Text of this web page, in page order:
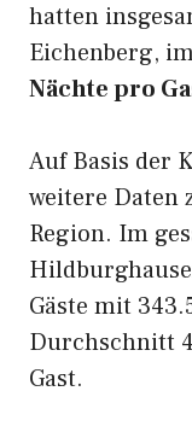
hatten
Eichenberg,
Nächte pro
Auf Basis der
weitere Daten
Region. Im
Gäste mit
Durchschnitt
Gast.